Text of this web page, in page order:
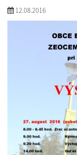
12.08.2016